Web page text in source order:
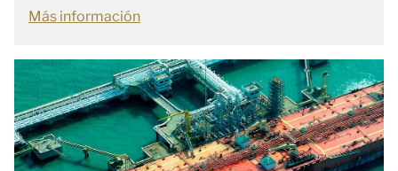
Más información